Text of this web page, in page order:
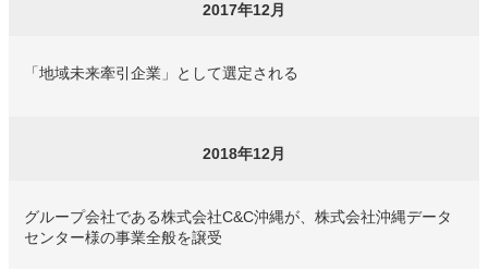
2017年12月
「地域未来牽引企業」として選定される
2018年12月
グループ会社である株式会社C&C沖縄が、株式会社沖縄データ
センター様の事業全般を譲受